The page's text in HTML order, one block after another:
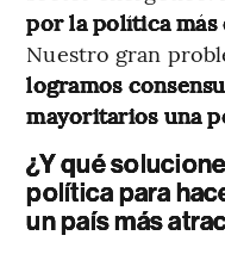
por la política más
Nuestro gran
logramos
mayoritarios una
¿Y qué
política para
un país más